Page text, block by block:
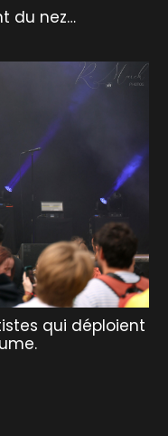
du nez…
qui déploient